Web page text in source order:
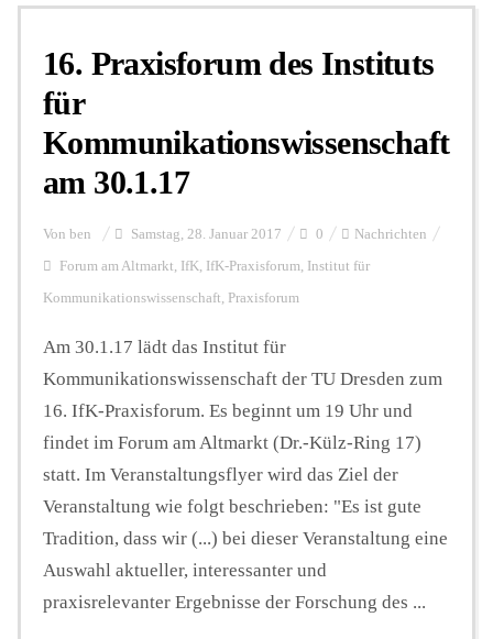
Personalien
Hintergrund
FUNKTURM-Beiträge
Podcast
Seminare
Unterstützen
16. Praxisforum des Instituts
für
Kommunikationswissenschaft
am 30.1.17
Von ben Samstag, 28. Januar 2017 0 Nachrichten
Forum am Altmarkt, IfK, IfK-Praxisforum, Institut für
Kommunikationswissenschaft, Praxisforum
Am 30.1.17 lädt das Institut für
Kommunikationswissenschaft der TU Dresden zum
16. IfK-Praxisforum. Es beginnt um 19 Uhr und
findet im Forum am Altmarkt (Dr.-Külz-Ring 17)
statt. Im Veranstaltungsflyer wird das Ziel der
Veranstaltung wie folgt beschrieben: "Es ist gute
Tradition, dass wir (...) bei dieser Veranstaltung eine
Auswahl aktueller, interessanter und
praxisrelevanter Ergebnisse der Forschung des ...